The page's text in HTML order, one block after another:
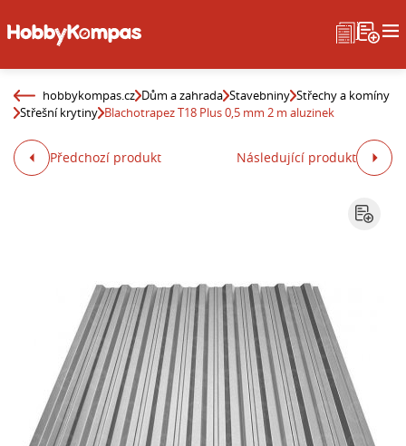
hobbykompas.cz Dům a zahrada Stavebniny Střechy a komíny
Střešní krytiny Blachotrapez T18 Plus 0,5 mm 2 m aluzinek
Předchozí produkt Následující produkt